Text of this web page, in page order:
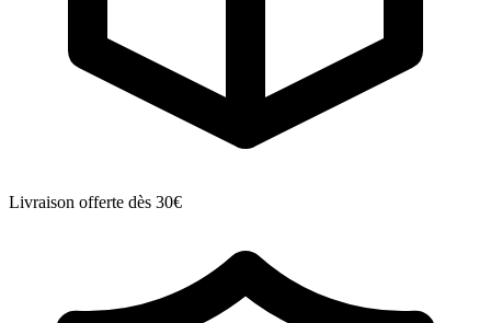
Livraison offerte dès 30€